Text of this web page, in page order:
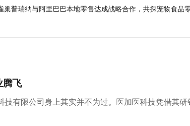
巢普瑞纳与阿里巴巴本地零售达成战略合作，共探宠物食品
腾飞
有限公司身上其实并不为过。医加医科技凭借其研